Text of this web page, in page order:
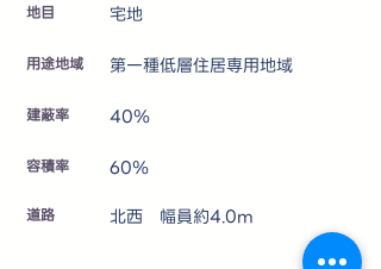
地目 宅地
用途地域 第一種低層住居専用地域
建蔽率 40％
容積率 60％
道路 北西 幅員約4.0m